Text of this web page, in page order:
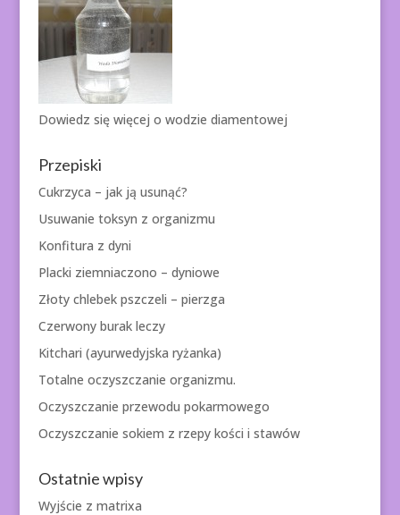
Dowiedz się więcej o wodzie diamentowej
Przepiski
Cukrzyca – jak ją usunąć?
Usuwanie toksyn z organizmu
Konfitura z dyni
Placki ziemniaczono – dyniowe
Złoty chlebek pszczeli – pierzga
Czerwony burak leczy
Kitchari (ayurwedyjska ryżanka)
Totalne oczyszczanie organizmu.
Oczyszczanie przewodu pokarmowego
Oczyszczanie sokiem z rzepy kości i stawów
Ostatnie wpisy
Wyjście z matrixa